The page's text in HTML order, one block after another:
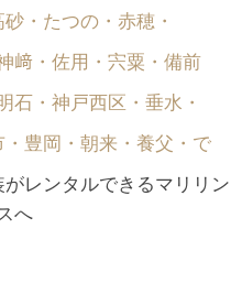
・たつの・赤穂・
﨑・佐用・宍粟・備前
石・神戸西区・垂水・
・豊岡・朝来・養父・で゙
がレンタルできるマリリン
へ